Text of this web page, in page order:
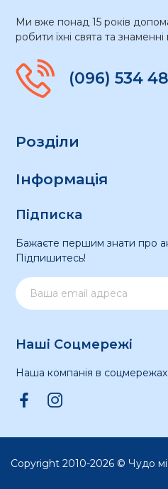
Ми вже понад 15 років
робити їхні свята та знаменні
(096) 534
Розділи
Інформація
Підписка
Бажаєте першим знати про
Підпишитесь!
Наші Соцмережі
Наша компанія в соцмережах
Copyright 2010-2026 © Чудо